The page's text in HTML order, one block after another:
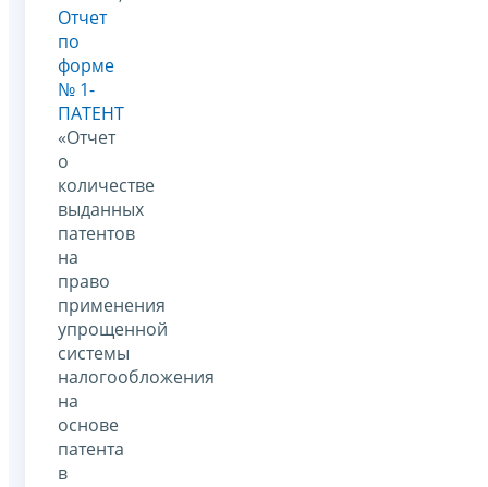
Отчет
по
форме
№ 1-
ПАТЕНТ
«Отчет
о
количестве
выданных
патентов
на
право
применения
упрощенной
системы
налогообложения
на
основе
патента
в